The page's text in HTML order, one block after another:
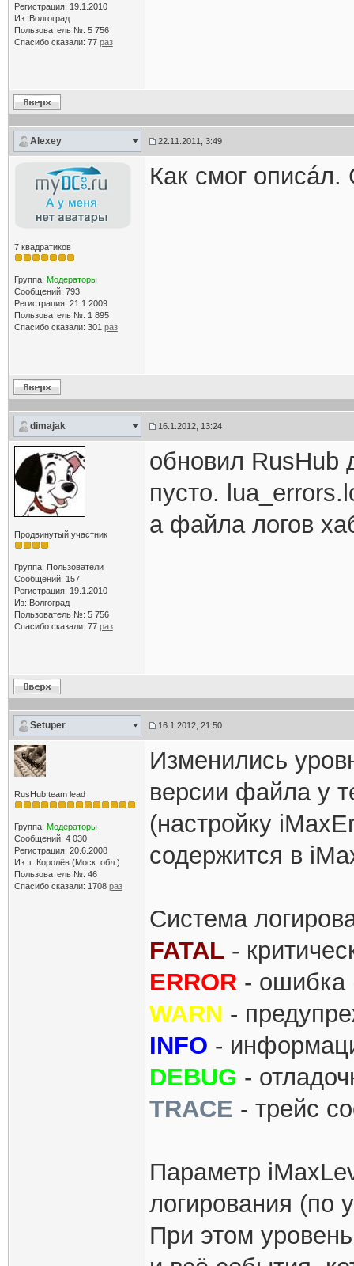
Регистрация: 19.1.2010
Из: Волгоград
Пользователь №: 5 756
Спасибо сказали: 77 раз
Alexey 22.11.2011, 3:49
7 квадратиков
Группа: Модераторы
Сообщений: 793
Регистрация: 21.1.2009
Пользователь №: 1 895
Спасибо сказали: 301 раз
Как смог
dimajak 16.1.2012, 13:24
Продвинутый участник
Группа: Пользователи
Сообщений: 157
Регистрация: 19.1.2010
Из: Волгоград
Пользователь №: 5 756
Спасибо сказали: 77 раз
обновил RusHub
пусто.
а файла логов
Setuper 16.1.2012, 21:50
RusHub team lead
Группа: Модераторы
Сообщений: 4 030
Регистрация: 20.6.2008
Из: г. Королёв (Моск. обл.)
Пользователь №: 46
Спасибо сказали: 1708 раз
Изменились
версии файла у
(настройку
содержится в
Система
FATAL -
ERROR- ошибка
WARN -
INFO -
DEBUG -
TRACE - трейс
Параметр
логирования (по
При этом